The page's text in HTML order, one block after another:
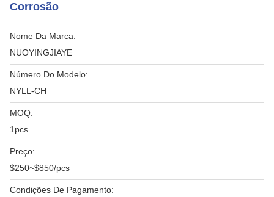
Corrosão
Nome Da Marca:
NUOYINGJIAYE
Número Do Modelo:
NYLL-CH
MOQ:
1pcs
Preço:
$250~$850/pcs
Condições De Pagamento: